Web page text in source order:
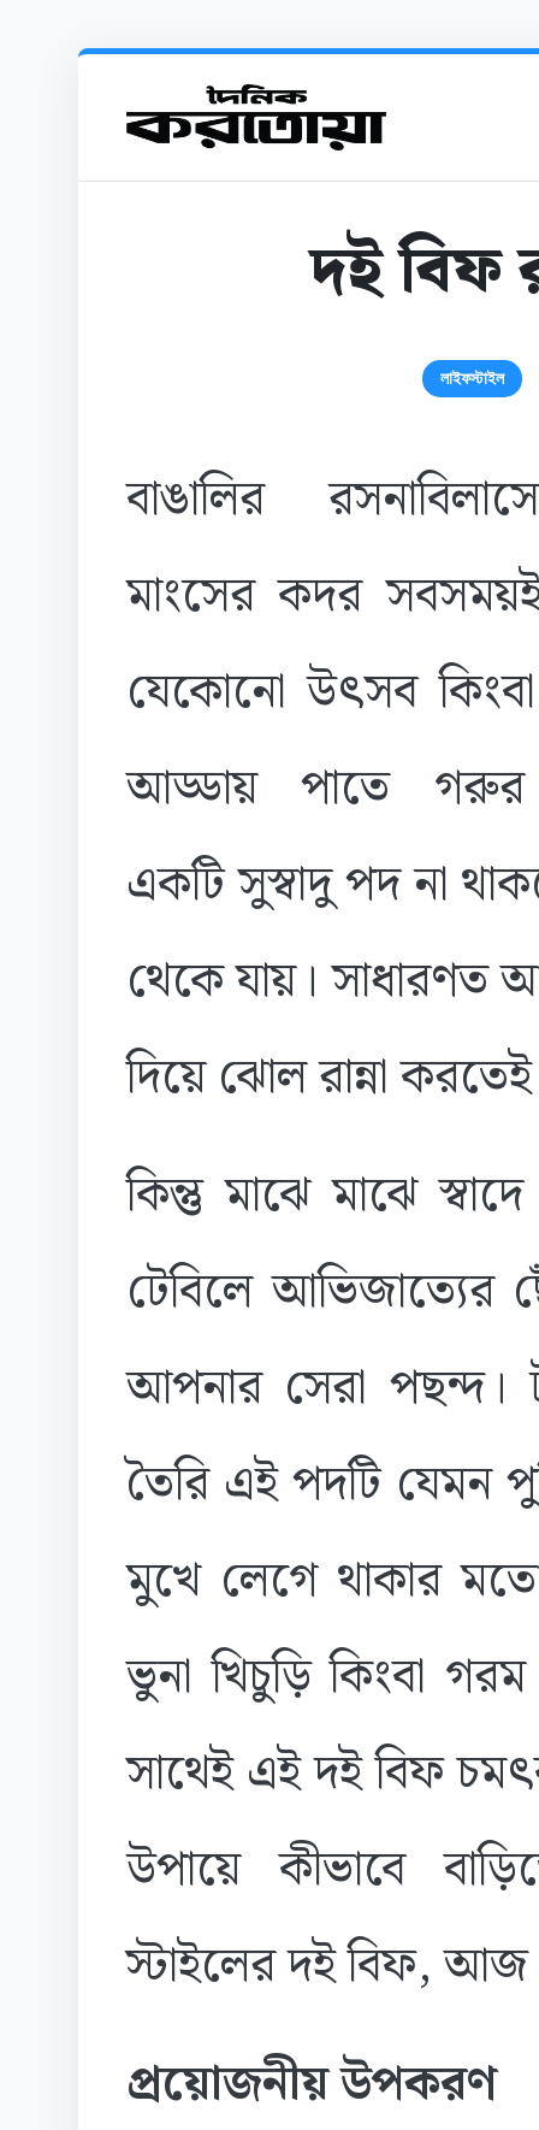
দই বিফ
লাইফস্টাইল
বাঙালির
মাংসের কদর
যেকোনো উৎসব
আড্ডায় পাতে গরুর
একটি সুস্বাদু পদ না
থেকে যায়। সাধারণত
দিয়ে ঝোল রান্না
কিন্তু মাঝে মাঝে
টেবিলে আভিজাত্যের
আপনার সেরা পছন্দ।
তৈরি এই পদটি যেমন
মুখে লেগে থাকার
ভুনা খিচুড়ি কিংবা
সাথেই এই দই বিফ
উপায়ে কীভাবে
স্টাইলের দই বিফ, আজ
প্রয়োজনীয় উপকরণ